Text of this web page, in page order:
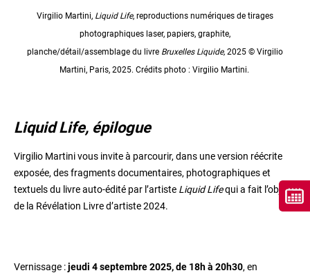
Virgilio Martini, Liquid Life, reproductions numériques de tirages
photographiques laser, papiers, graphite,
planche/détail/assemblage du livre Bruxelles Liquide, 2025 © Virgilio
Martini, Paris, 2025. Crédits photo : Virgilio Martini.
Liquid Life, épilogue
Virgilio Martini vous invite à parcourir, dans une version réécrite
exposée, des fragments documentaires, photographiques et
textuels du livre auto-édité par l’artiste Liquid Lifequi a fait l’objet
de la Révélation Livre d’artiste 2024.
Vernissage :jeudi 4 septembre 2025, de 18h à 20h30, en